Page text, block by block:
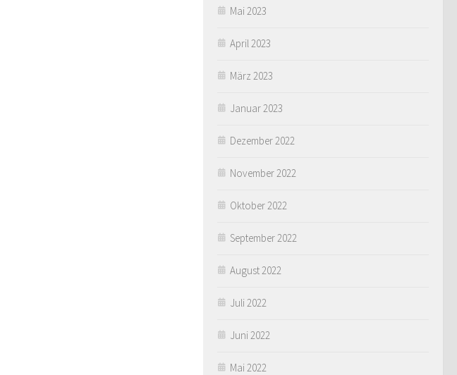
Mai 2023
April 2023
März 2023
Januar 2023
Dezember 2022
November 2022
Oktober 2022
September 2022
August 2022
Juli 2022
Juni 2022
Mai 2022